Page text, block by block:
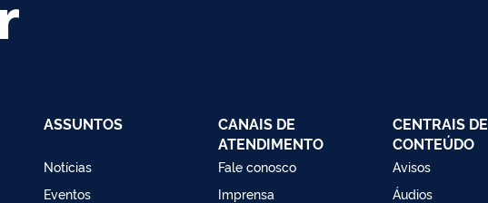
ASSUNTOS
Notícias
Eventos
CANAIS DE
ATENDIMENTO
Fale conosco
Imprensa
CENTRAIS DE
CONTEÚDO
Avisos
Áudios